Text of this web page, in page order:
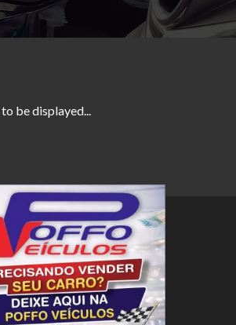
be displayed...